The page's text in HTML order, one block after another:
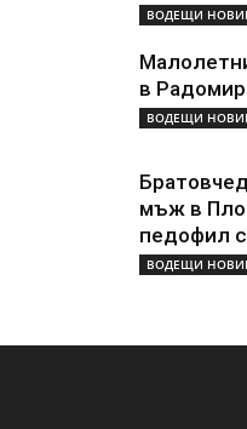
ВОДЕЩИ
в
ВОДЕЩИ
мъж в
педофил
ВОДЕЩИ